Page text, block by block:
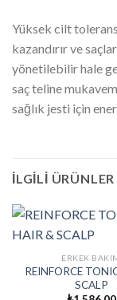
Yüksek cilt
kazandırır ve
yönetilebilir hale
saç teline
sağlık jesti için
İLGILI ÜRÜNLER
ERKEK
REINFORCE
SCALP